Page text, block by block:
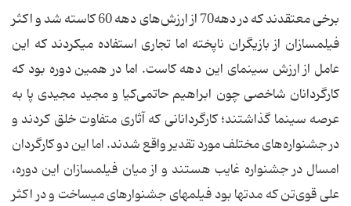
برخی معتقدند که در دهه70 از ارزش‌های دهه 60 کاسته شد و اکثر
فیلمسازان از بازیگران ناپخته اما تجاری استفاده می‏کردند که این
عامل از ارزش سینمای این دهه کاست. اما در همین دوره بود که
کارگردانان شاخصی چون ابراهیم حاتمی‌کیا و مجید مجیدی پا به
عرصه سینما گذاشتند؛ کارگردانانی که آثاری متفاوت خلق کردند و
در جشنواره‌های مختلف مورد تقدیر واقع شدند. اما این دو کارگردان
امسال در جشنواره غایب هستند و از میان فیلمسازان این دوره،
علی قوی‌تن که مدت‏ها بود فیلم‏های جشنواره‏ای می‏ساخت و در اکثر